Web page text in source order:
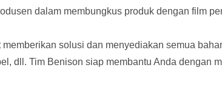
dalam membungkus produk dengan film
memberikan solusi dan menyediakan semua
dll. Tim Benison siap membantu Anda dengan